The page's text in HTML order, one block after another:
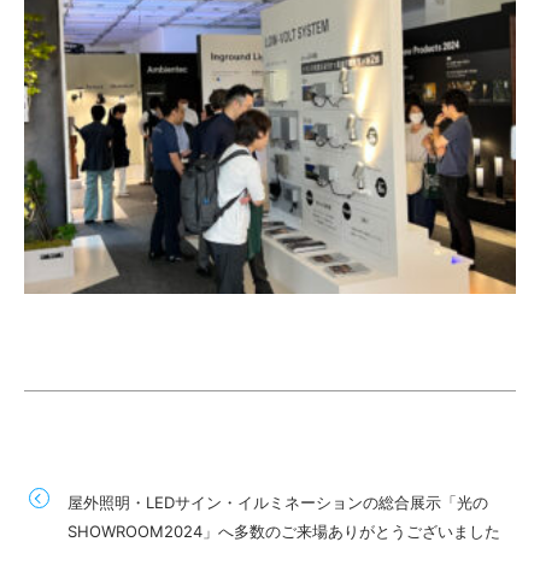
屋外照明・LEDサイン・イルミネーションの総合展示「光の
SHOWROOM2024」へ多数のご来場ありがとうございました